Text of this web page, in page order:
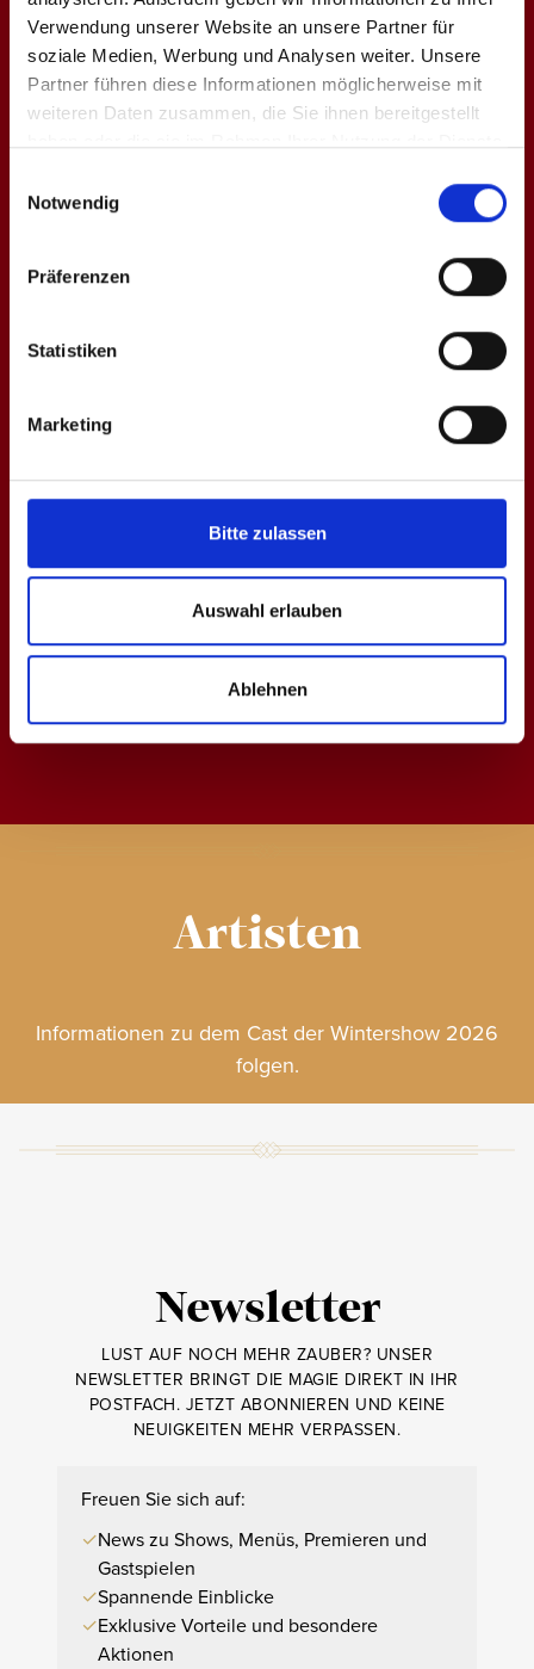
Verwendung unserer Website an unsere Partner für
soziale Medien, Werbung und Analysen weiter. Unsere
Partner führen diese Informationen möglicherweise mit
weiteren Daten zusammen, die Sie ihnen bereitgestellt
Notwendig
Präferenzen
Statistiken
Marketing
Bitte zulassen
Auswahl erlauben
Ablehnen
ZUM MENÜ
Artisten
Informationen zu dem Cast der Wintershow 2026
folgen.
Newsletter
LUST AUF NOCH MEHR ZAUBER? UNSER
NEWSLETTER BRINGT DIE MAGIE DIREKT IN IHR
POSTFACH. JETZT ABONNIEREN UND KEINE
NEUIGKEITEN MEHR VERPASSEN.
Freuen Sie sich auf:
✓News zu Shows, Menüs, Premieren und
Gastspielen
✓Spannende Einblicke
✓Exklusive Vorteile und besondere
Aktionen